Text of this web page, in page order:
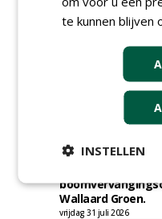
Academisch
onderhoud
dinsdag 4 augustus 2026
Provincie Drenthe
onderhoud
provincie Drenthe
zondag 2 augustus 2026
Wallaard Groen.
vrijdag 31 juli 2026
te kunnen blijven
INSTELLEN